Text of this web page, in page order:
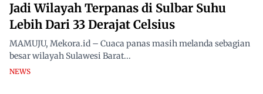
Jadi Wilayah Terpanas di Sulbar Suhu
Lebih Dari 33 Derajat Celsius
MAMUJU, Mekora.id – Cuaca panas masih melanda sebagian
besar wilayah Sulawesi Barat...
NEWS